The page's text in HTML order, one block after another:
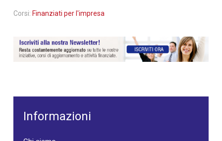
Corsi: Finanziati per l'impresa
Informazioni